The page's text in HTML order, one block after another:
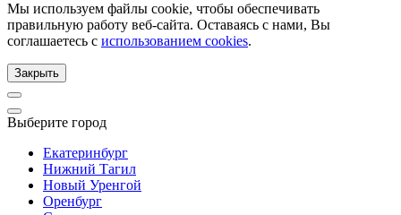
Мы используем файлы cookie, чтобы обеспечивать
правильную работу веб-сайта. Оставаясь с нами, Вы
соглашаетесь с использованием cookies.
Закрыть
Выберите город
Екатеринбург
Нижний Тагил
Новый Уренгой
Оренбург